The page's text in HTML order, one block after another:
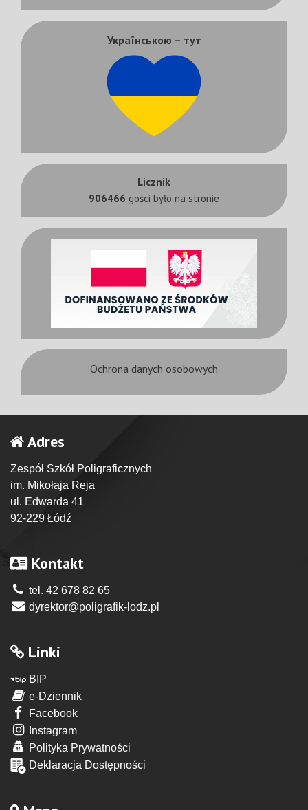
Українською – тут
Licznik
906466 gości było na stronie
Ochrona danych osobowych
Adres
Zespół Szkół Poligraficznych
im. Mikołaja Reja
ul. Edwarda 41
92-229 Łódź
Kontakt
tel. 42 678 82 65
dyrektor@poligrafik-lodz.pl
Linki
BIP
e-Dziennik
Facebook
Instagram
Polityka Prywatności
Deklaracja Dostępności